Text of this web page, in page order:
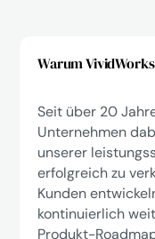
Warum
Seit über 20
Unternehmen
unserer
erfolgreich zu
Kunden
kontinuierlich
Produkt-